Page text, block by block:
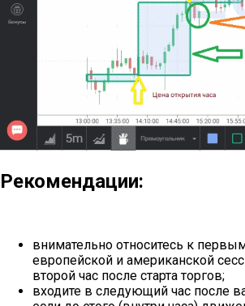
Рекомендации:
внимательно относитесь к
европейской и американской
второй час после старта торгов;
входите в следующий час после